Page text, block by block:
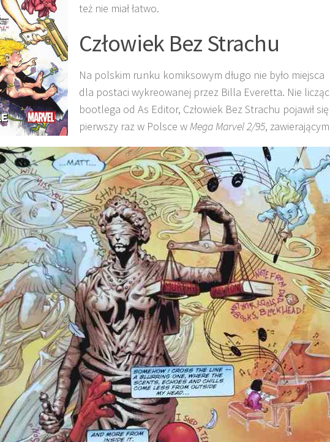
też nie miał łatwo.
Człowiek Bez Strachu
Na polskim runku komiksowym długo nie było miejsca
dla postaci wykreowanej przez Billa Everetta. Nie licząc
bootlega od As Editor, Człowiek Bez Strachu pojawił się
pierwszy raz w Polsce wMega Marvel 2/95, zawierającym